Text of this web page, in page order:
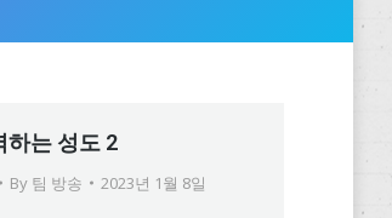
하는 성도 2
By 팀 방송 2023년 1월 8일